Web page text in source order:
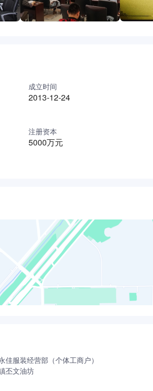
疑难业务。
，彻底打破单一岗位技能局限，快速成
快速吃透全行业业务逻辑，积累稀缺高
入伙。能力优先、多劳多得。
讨。员工可高频参与政企对接、专业授
行业乱象裁员、业务缩水问题，为员工
带薪培训、证书补贴、定期团建等福利
你朝气蓬勃、敢拼敢闯、心怀目标，沃
成立时间
2013-12-24
注册资本
5000万元
佳服装经营部（个体工商户）
丕文油坊